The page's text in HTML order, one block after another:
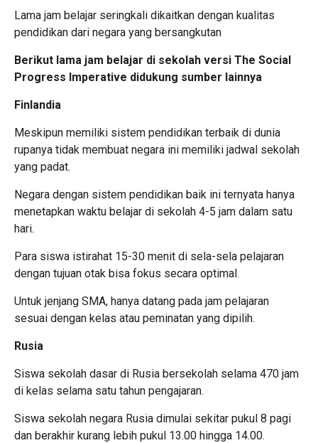
Lama jam belajar seringkali dikaitkan dengan kualitas
pendidikan dari negara yang bersangkutan
Berikut lama jam belajar di sekolah versi The Social
Progress Imperative didukung sumber lainnya
Finlandia
Meskipun memiliki sistem pendidikan terbaik di dunia
rupanya tidak membuat negara ini memiliki jadwal sekolah
yang padat.
Negara dengan sistem pendidikan baik ini ternyata hanya
menetapkan waktu belajar di sekolah 4-5 jam dalam satu
hari.
Para siswa istirahat 15-30 menit di sela-sela pelajaran
dengan tujuan otak bisa fokus secara optimal.
Untuk jenjang SMA, hanya datang pada jam pelajaran
sesuai dengan kelas atau peminatan yang dipilih.
Rusia
Siswa sekolah dasar di Rusia bersekolah selama 470 jam
di kelas selama satu tahun pengajaran.
Siswa sekolah negara Rusia dimulai sekitar pukul 8 pagi
dan berakhir kurang lebih pukul 13.00 hingga 14.00.